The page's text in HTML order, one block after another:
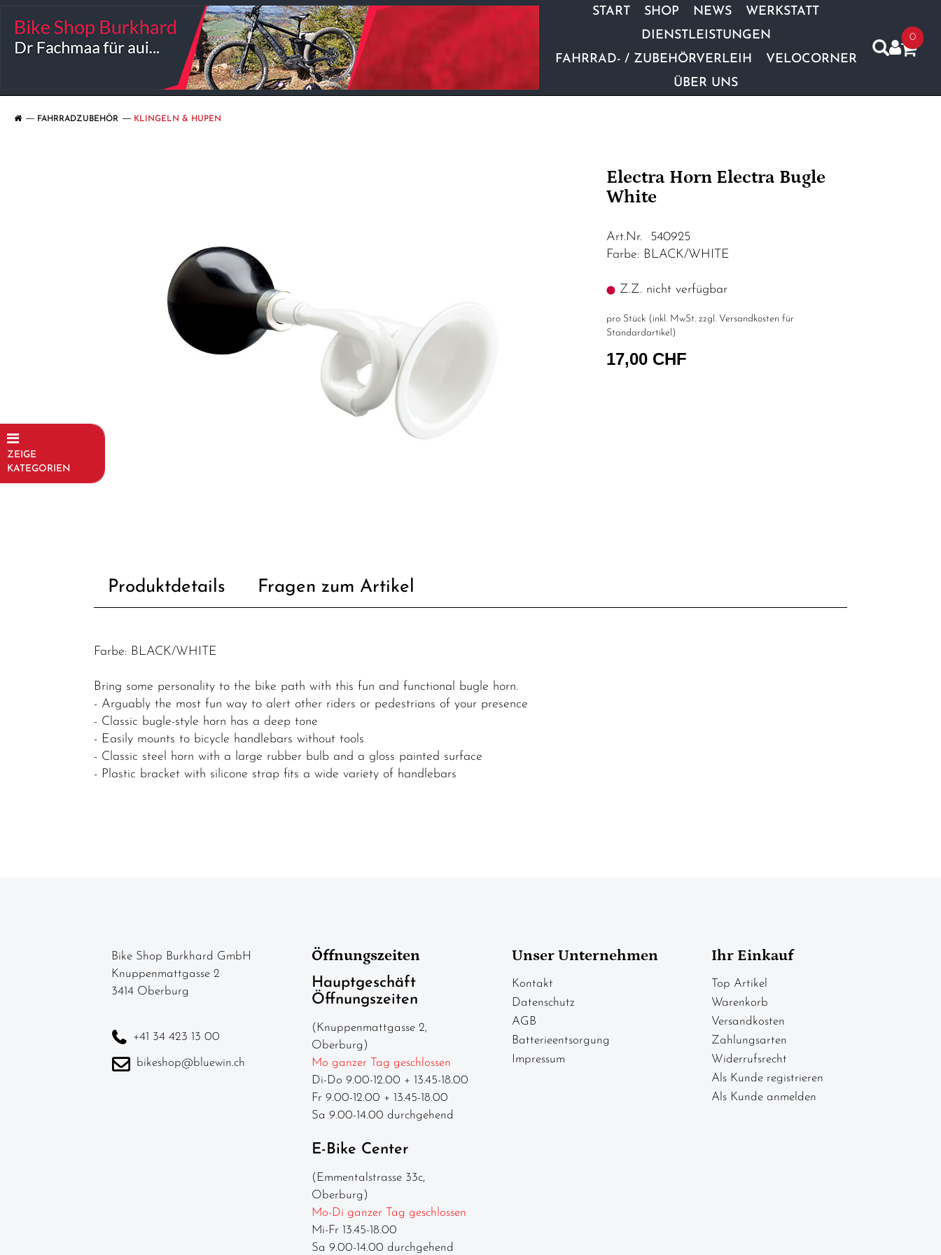
START SHOP NEWS
WERKSTATT
DIENSTLEISTUNGEN
FAHRRAD- / ZUBEHÖRVERLEIH
VELOCORNER
ÜBER UNS
0
FAHRRADZUBEHÖR KLINGELN & HUPEN
ZEIGE
KATEGORIEN
Fahrradanhänger
Electra Horn Electra Bugle
White
Art.Nr. 540925
Farbe: BLACK/WHITE
Z.Z. nicht verfügbar
pro Stück (inkl. MwSt. zzgl. Versandkosten für
Standardartikel )
17,00 CHF
Produktdetails Fragen zum Artikel
Farbe: BLACK/WHITE
Bring some personality to the bike path with this fun and functional bugle horn.
- Arguably the most fun way to alert other riders or pedestrians of your presence
- Classic bugle-style horn has a deep tone
- Easily mounts to bicycle handlebars without tools
- Classic steel horn with a large rubber bulb and a gloss painted surface
- Plastic bracket with silicone strap fits a wide variety of handlebars
Bike Shop Burkhard GmbH
Knuppenmattgasse 2
3414 Oberburg
+41 34 423 13 00
bikeshop@bluewin.ch
Öffnungszeiten
Hauptgeschäft
Öffnungszeiten
(Knuppenmattgasse 2,
Oberburg)
Mo ganzer Tag geschlossen
Di-Do 9.00-12.00 + 13.45-18.00
Fr 9.00-12.00 + 13.45-18.00
Sa 9.00-14.00 durchgehend
E-Bike Center
(Emmentalstrasse 33c,
Oberburg)
Mo-Di ganzer Tag geschlossen
Mi-Fr 13.45-18.00
Sa 9.00-14.00 durchgehend
Unser Unternehmen
Kontakt
Datenschutz
AGB
Batterieentsorgung
Impressum
Ihr Einkauf
Top Artikel
Warenkorb
Versandkosten
Zahlungsarten
Widerrufsrecht
Als Kunde registrieren
Als Kunde anmelden